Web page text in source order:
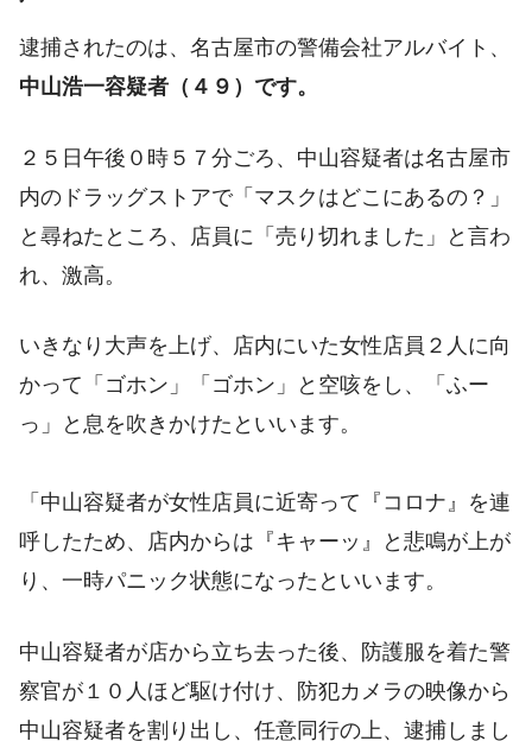
逮捕されたのは、名古屋市の警備会社アルバイト、
中山浩一容疑者（４９）です。
２５日午後０時５７分ごろ、中山容疑者は名古屋市
内のドラッグストアで「マスクはどこにあるの？」
と尋ねたところ、店員に「売り切れました」と言わ
れ、激高。
いきなり大声を上げ、店内にいた女性店員２人に向
かって「ゴホン」「ゴホン」と空咳をし、「ふー
っ」と息を吹きかけたといいます。
「中山容疑者が女性店員に近寄って『コロナ』を連
呼したため、店内からは『キャーッ』と悲鳴が上が
り、一時パニック状態になったといいます。
中山容疑者が店から立ち去った後、防護服を着た警
察官が１０人ほど駆け付け、防犯カメラの映像から
中山容疑者を割り出し、任意同行の上、逮捕しまし